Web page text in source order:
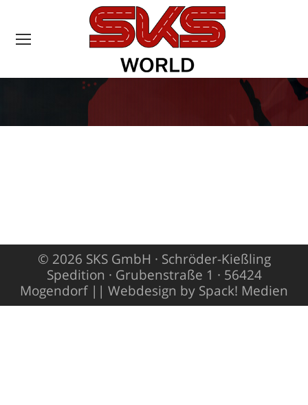
Sie befinden sich
hier:
© 2026 SKS GmbH · Schröder-Kießling
Spedition · Grubenstraße 1 · 56424
Mogendorf || Webdesign by Spack! Medien